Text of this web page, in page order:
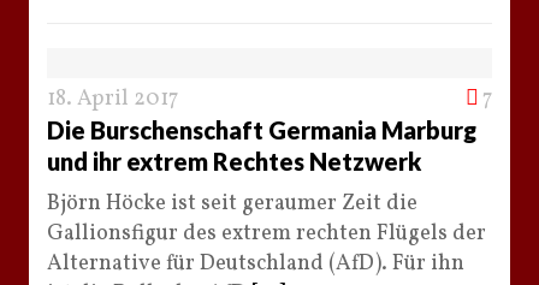
18. April 2017 7
Die Burschenschaft Germania Marburg
und ihr extrem Rechtes Netzwerk
Björn Höcke ist seit geraumer Zeit die
Gallionsfigur des extrem rechten Flügels der
Alternative für Deutschland (AfD). Für ihn